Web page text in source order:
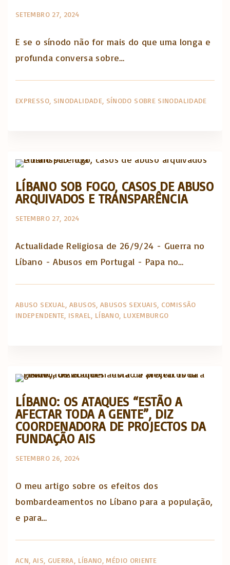
SETEMBRO 27, 2024
E se o sínodo não for mais do que uma longa e
profunda conversa sobre…
EXPRESSO SINODALIDADE SÍNODO SOBRE SINODALIDADE
LÍBANO SOB FOGO, CASOS DE ABUSO
ARQUIVADOS E TRANSPARÊNCIA
SETEMBRO 27, 2024
Actualidade Religiosa de 26/9/24 - Guerra no
Líbano - Abusos em Portugal - Papa no…
ABUSO SEXUAL ABUSOS ABUSOS SEXUAIS COMISSÃO
INDEPENDENTE ISRAEL LÍBANO LUXEMBURGO
LÍBANO: OS ATAQUES “ESTÃO A
AFECTAR TODA A GENTE”, DIZ
COORDENADORA DE PROJECTOS DA
FUNDAÇÃO AIS
SETEMBRO 26, 2024
O meu artigo sobre os efeitos dos
bombardeamentos no Líbano para a população,
e para…
ACN AIS GUERRA LÍBANO MÉDIO ORIENTE